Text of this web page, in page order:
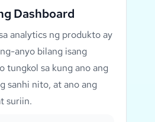
Dashboard
analytics ng produkto ay
anyo bilang isang
tungkol sa kung ano ang
sanhi nito, at ano ang
suriin.